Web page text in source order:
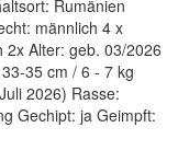
Rumänien
männlich 4 x
2x Alter: geb. 03/2026
35 cm / 6 - 7 kg
2026) Rasse:
Gechipt: ja Geimpft: